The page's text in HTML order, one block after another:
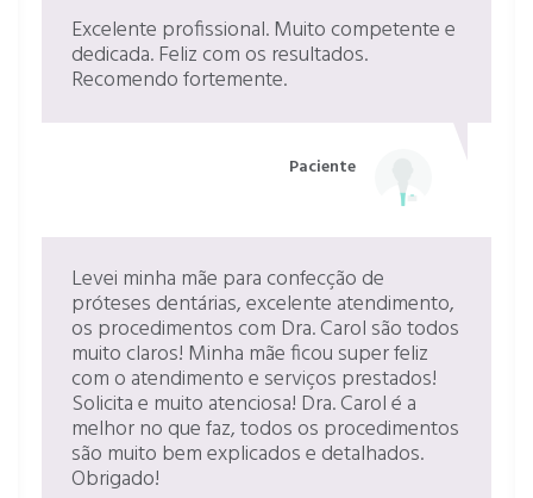
Excelente profissional. Muito competente e
dedicada. Feliz com os resultados.
Recomendo fortemente.
Paciente
Levei minha mãe para confecção de
próteses dentárias, excelente atendimento,
os procedimentos com Dra. Carol são todos
muito claros! Minha mãe ficou super feliz
com o atendimento e serviços prestados!
Solicita e muito atenciosa! Dra. Carol é a
melhor no que faz, todos os procedimentos
são muito bem explicados e detalhados.
Obrigado!